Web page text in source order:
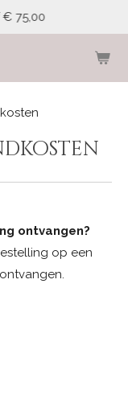
75,00
ontvangen?
op een